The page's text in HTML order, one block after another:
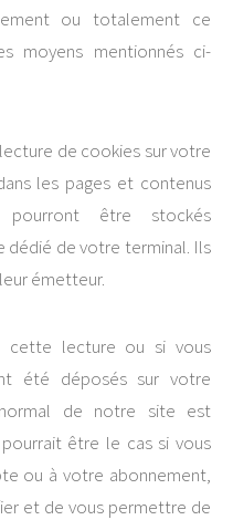
ou totalement ce
moyens mentionnés ci-
de cookies sur votre
les pages et contenus
être stockés
dédié de votre terminal. Ils
émetteur.
cette lecture ou si vous
été déposés sur votre
de notre site est
être le cas si vous
ou à votre abonnement,
et de vous permettre de